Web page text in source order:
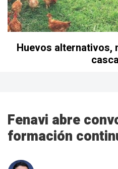
Huevos alternativos,
Fenavi abre
formación